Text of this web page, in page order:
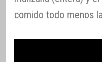
comido todo menos